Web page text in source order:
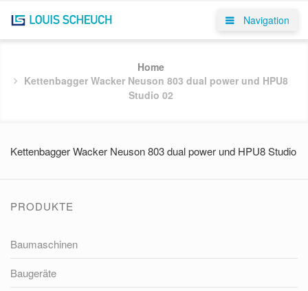
Navigation
Home
Kettenbagger Wacker Neuson 803 dual power und HPU8
Studio 02
Kettenbagger Wacker Neuson 803 dual power und HPU8 Studio
PRODUKTE
Baumaschinen
Baugeräte